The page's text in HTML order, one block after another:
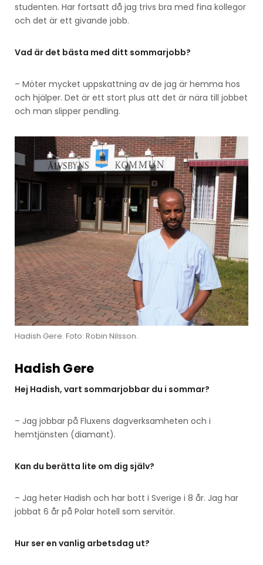
studenten. Har fortsatt då jag trivs bra med fina kollegor
och det är ett givande jobb.
Vad är det bästa med ditt sommarjobb?
– Möter mycket uppskattning av de jag är hemma hos
och hjälper. Det är ett stort plus att det är nära till jobbet
och man slipper pendling.
Hadish Gere. Foto: Robin Nilsson.
Hadish Gere
Hej Hadish, vart sommarjobbar du i sommar?
– Jag jobbar på Fluxens dagverksamheten och i
hemtjänsten (diamant).
Kan du berätta lite om dig själv?
– Jag heter Hadish och har bott i Sverige i 8 år. Jag har
jobbat 6 år på Polar hotell som servitör.
Hur ser en vanlig arbetsdag ut?